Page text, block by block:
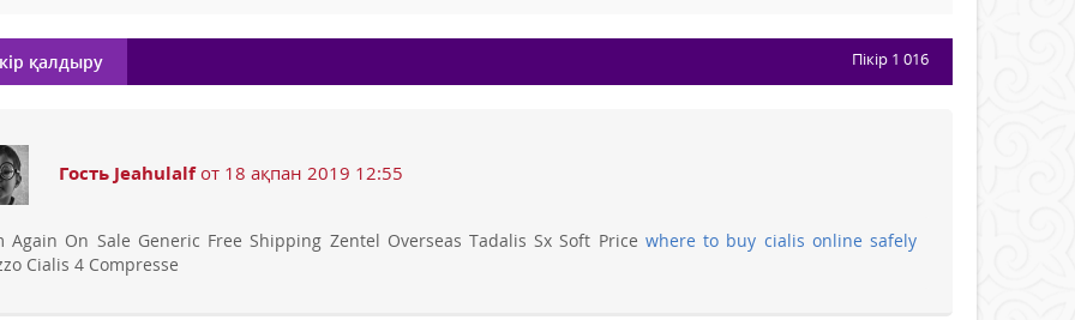
қалдыру Пікір 1 016
Гость Jeahulalfот 18 ақпан 2019 12:55
Again On Sale Generic Free Shipping Zentel Overseas Tadalis Sx Soft Price where to buy cialis online safely
Cialis 4 Compresse